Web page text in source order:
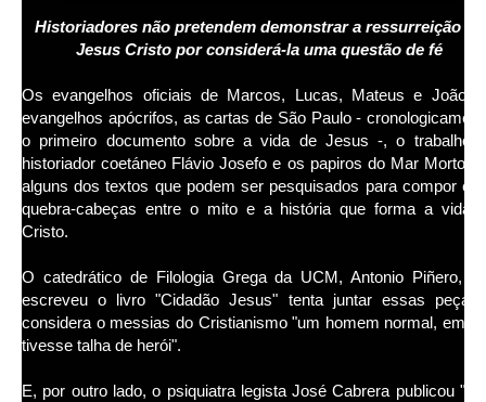
Historiadores não pretendem demonstrar a ressurreição de
Jesus Cristo por considerá-la uma questão de fé
Os evangelhos oficiais de Marcos, Lucas, Mateus e João,
evangelhos apócrifos, as cartas de São Paulo -
o primeiro documento sobre a vida de Jesus -, o trabalho
historiador coetáneo Flávio Josefo e os papiros do Mar Morto
alguns dos textos que podem ser pesquisados para compor
quebra-cabeças entre o mito e a história que forma a vida
Cristo.
O catedrático de Filologia Grega da UCM, Antonio Piñero,
escreveu o livro "Cidadão Jesus" tenta juntar essas peças
considera o messias do Cristianismo "um homem normal,
tivesse talha de herói".
E, por outro lado, o psiquiatra legista José Cabrera publicou